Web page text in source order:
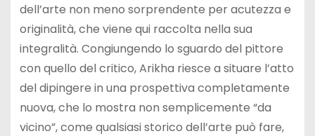
dell’arte non meno sorprendente per acutezza e
originalità, che viene qui raccolta nella sua
integralità. Congiungendo lo sguardo del pittore
con quello del critico, Arikha riesce a situare l’atto
del dipingere in una prospettiva completamente
nuova, che lo mostra non semplicemente “da
vicino”, come qualsiasi storico dell’arte può fare,